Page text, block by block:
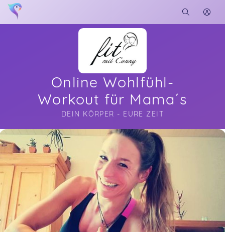
Online Wohlfühl-
Workout für Mama´s
DEIN KÖRPER - EURE ZEIT
Soon you will learn more about me here...